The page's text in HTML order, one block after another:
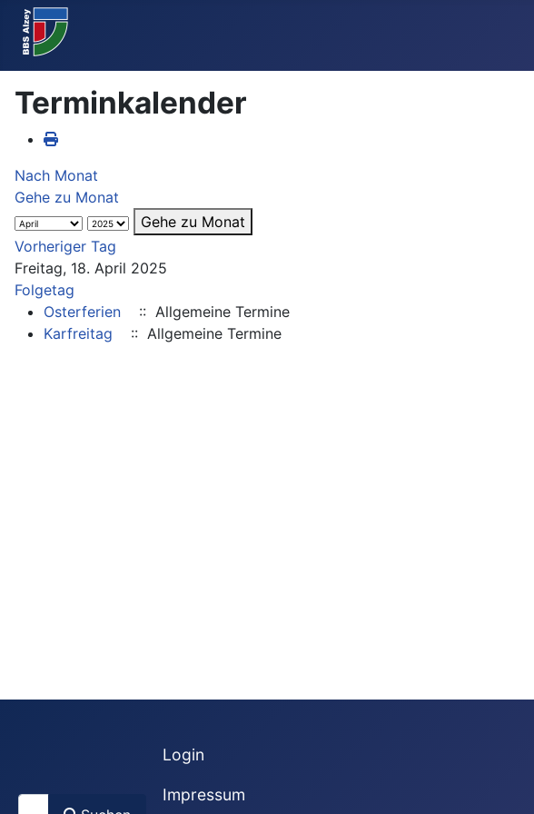
Terminkalender
Nach Monat
Gehe zu Monat
Gehe zu Monat
Vorheriger Tag
Freitag, 18. April 2025
Folgetag
Osterferien
:: Allgemeine Termine
Karfreitag
:: Allgemeine Termine
Suchen
Login
Impressum